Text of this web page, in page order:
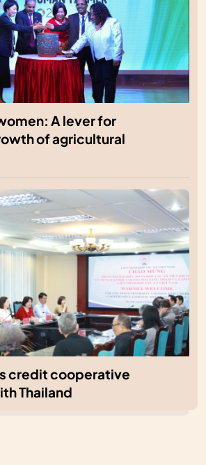
A lever for
of agricultural
credit cooperative
Thailand